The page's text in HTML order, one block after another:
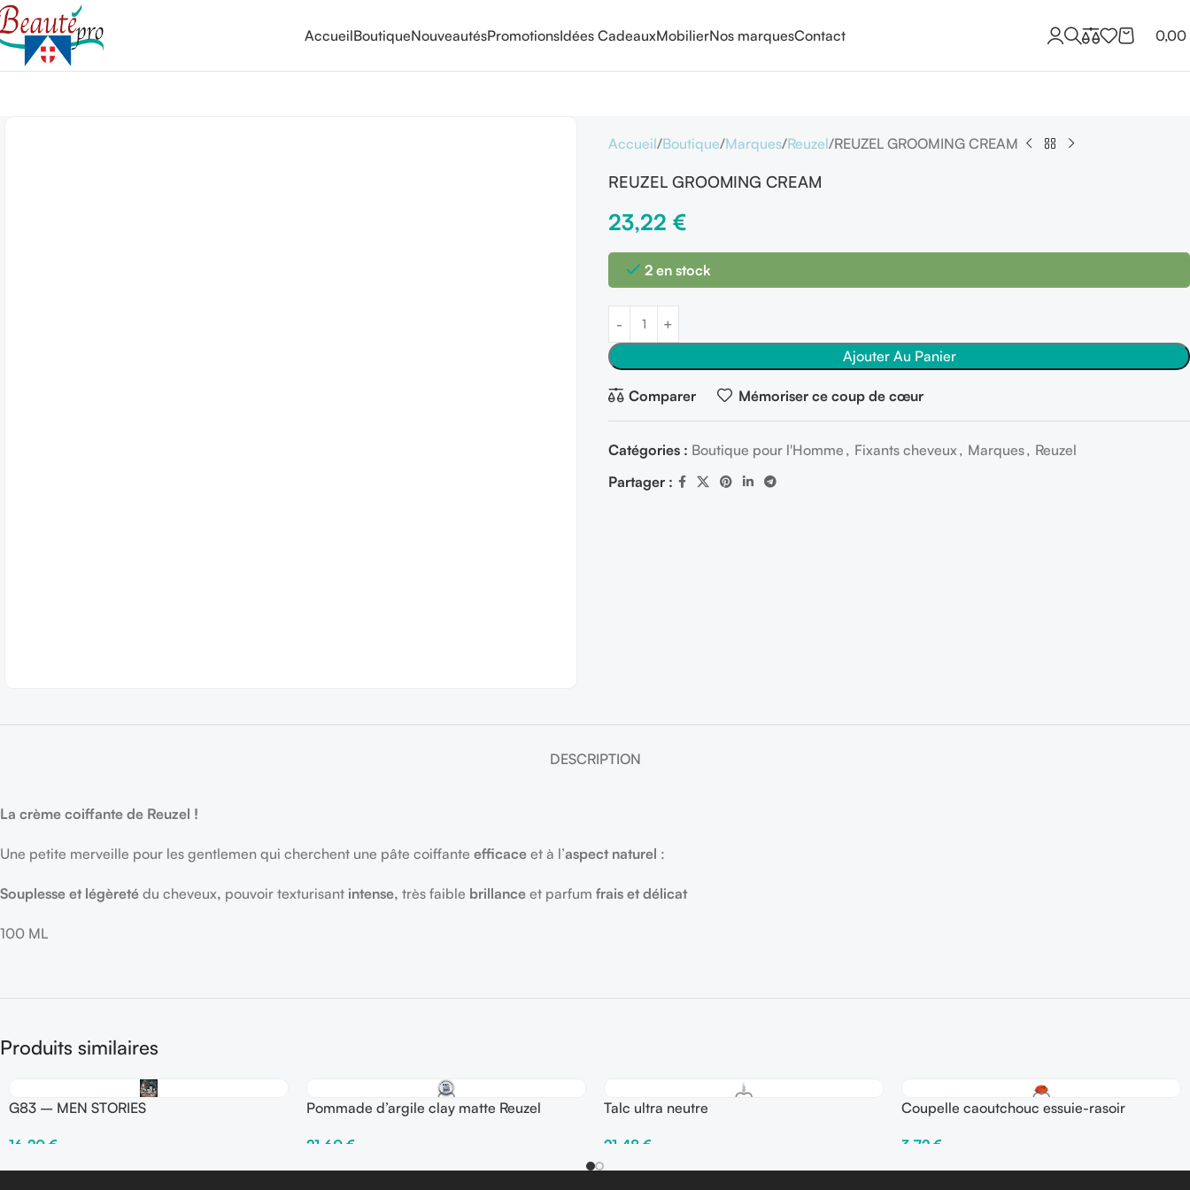
AccueilBoutiqueNouveautésPromotionsIdées CadeauxMobilierNos marquesContact 0,00
Accueil Boutique Marques Reuzel REUZEL GROOMING CREAM
REUZEL GROOMING CREAM
23,22 €
2 en stock
Ajouter Au Panier
Comparer Mémoriser ce coup de cœur
Catégories : Boutique pour l'Homme , Fixants cheveux, Marques, Reuzel
Partager :
DESCRIPTION
La crème coiffante de Reuzel !
Une petite merveille pour les gentlemen qui cherchent une pâte coiffante efficace et à l’aspect naturel :
Souplesse et légèreté du cheveux, pouvoir texturisant intense, très faible brillance et parfum frais et délicat
100 ML
Produits similaires
G83 – MEN STORIES
16,20 €
Ajouter Au Panier
Pommade d’argile clay matte Reuzel
21,60 €
Ajouter Au Panier
Talc ultra neutre
21,48 €
Ajouter Au Panier
Coupelle caoutchouc essuie-rasoir
3,72 €
Ajouter Au Panier